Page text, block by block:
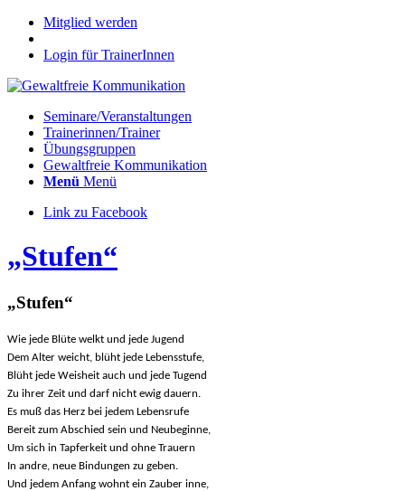
Mitglied werden
Login für TrainerInnen
Seminare/Veranstaltungen
Trainerinnen/Trainer
Übungsgruppen
Gewaltfreie Kommunikation
Menü Menü
Link zu Facebook
„Stufen“
„Stufen“
Wie jede Blüte welkt und jede Jugend
Dem Alter weicht, blüht jede Lebensstufe,
Blüht jede Weisheit auch und jede Tugend
Zu ihrer Zeit und darf nicht ewig dauern.
Es muß das Herz bei jedem Lebensrufe
Bereit zum Abschied sein und Neubeginne,
Um sich in Tapferkeit und ohne Trauern
In andre, neue Bindungen zu geben.
Und jedem Anfang wohnt ein Zauber inne,